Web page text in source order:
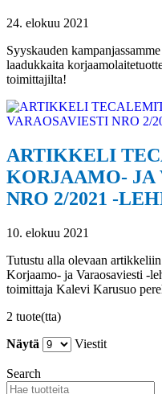
24. elokuu 2021
Syyskauden
laadukkaita
toimittajilta!
ARTIKKELI
KORJAAMO- JA
NRO 2/2021 -
10. elokuu 2021
Tutustu alla olevaan
Korjaamo- ja Varaosaviesti -
toimittaja Kalevi Karusuo
2 tuote(tta)
Näytä
Viestit
Search